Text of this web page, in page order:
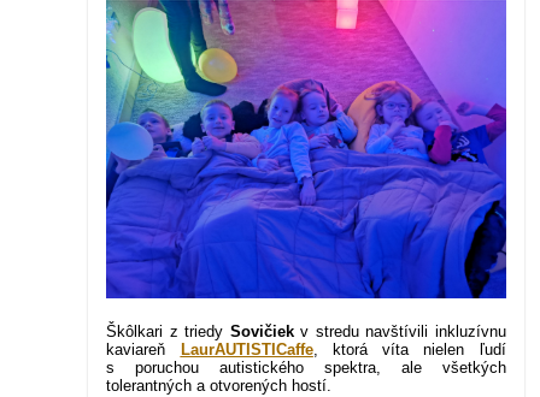
Škôlkari z triedy Sovičiekv stredu navštívili inkluzívnu
kaviareň
LaurAUTISTICaffe, ktorá víta nielen ľudí
s poruchou autistického spektra, ale všetkých
tolerantných a otvorených hostí.